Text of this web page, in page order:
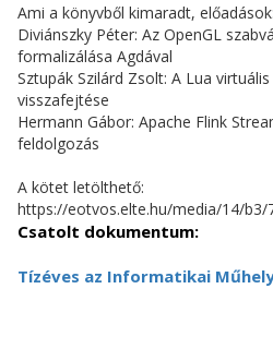
Ami a könyvből kimaradt, előadások:
Diviánszky Péter: Az OpenGL
formalizálása Agdával
Sztupák Szilárd Zsolt: A Lua
visszafejtése
Hermann Gábor: Apache Flink
feldolgozás
A kötet letölthető:
https://eotvos.elte.hu/media/14/b3/
Csatolt dokumentum:
Tízéves az Informatikai